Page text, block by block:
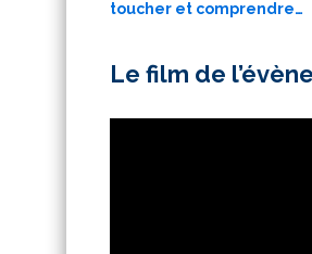
toucher et comprendre…
Le film de